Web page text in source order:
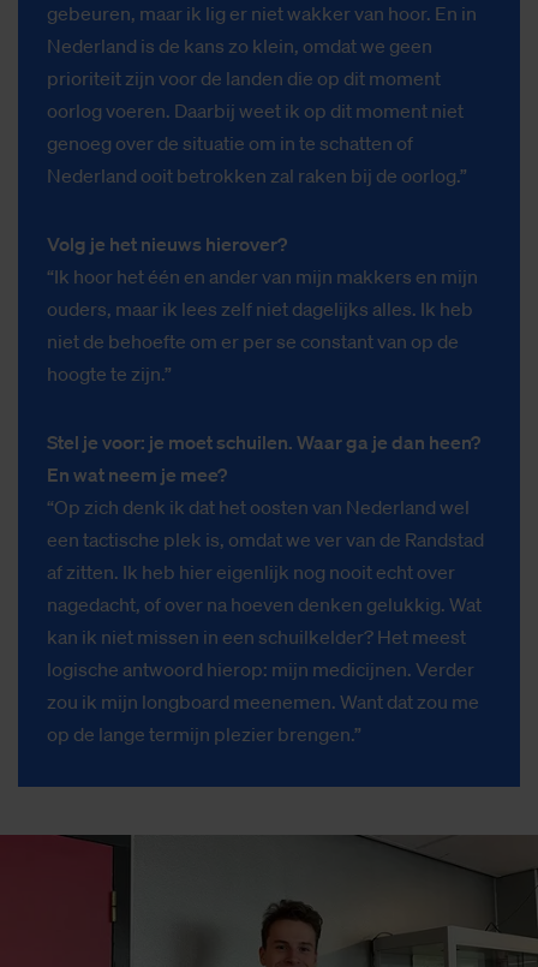
gebeuren, maar ik lig er niet wakker van hoor. En in
Nederland is de kans zo klein, omdat we geen
prioriteit zijn voor de landen die op dit moment
oorlog voeren. Daarbij weet ik op dit moment niet
genoeg over de situatie om in te schatten of
Nederland ooit betrokken zal raken bij de oorlog.”
Volg je het nieuws hierover?
“Ik hoor het één en ander van mijn makkers en mijn
ouders, maar ik lees zelf niet dagelijks alles. Ik heb
niet de behoefte om er per se constant van op de
hoogte te zijn.”
Stel je voor: je moet schuilen. Waar ga je dan heen?
En wat neem je mee?
“Op zich denk ik dat het oosten van Nederland wel
een tactische plek is, omdat we ver van de Randstad
af zitten. Ik heb hier eigenlijk nog nooit echt over
nagedacht, of over na hoeven denken gelukkig. Wat
kan ik niet missen in een schuilkelder? Het meest
logische antwoord hierop: mijn medicijnen. Verder
zou ik mijn longboard meenemen. Want dat zou me
op de lange termijn plezier brengen.”